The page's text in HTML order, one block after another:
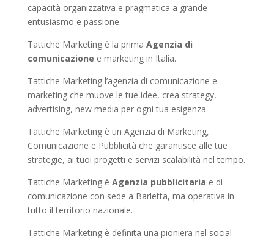
capacità organizzativa e pragmatica a grande
entusiasmo e passione.
Tattiche Marketing è la prima Agenzia di
comunicazione e marketing in Italia.
Tattiche Marketing l’agenzia di comunicazione e
marketing che muove le tue idee, crea strategy,
advertising, new media per ogni tua esigenza.
Tattiche Marketing è un Agenzia di Marketing,
Comunicazione e Pubblicità che garantisce alle tue
strategie, ai tuoi progetti e servizi scalabilità nel tempo.
Tattiche Marketing è Agenzia pubblicitaria e di
comunicazione con sede a Barletta, ma operativa in
tutto il territorio nazionale.
Tattiche Marketing è definita una pioniera nel social